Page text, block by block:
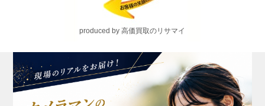
produced by 高価買取のリサマイ